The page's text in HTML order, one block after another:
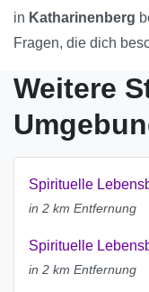
in Katharinenberg
Fragen, die dich
Weitere
Spirituelle
in 2 km Entfernung
Spirituelle
in 2 km Entfernung